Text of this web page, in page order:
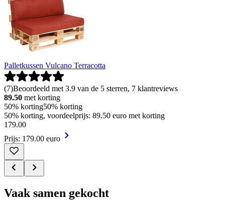
Palletkussen Vulcano Terracotta
(7)Beoordeeld met 3.9 van de 5 sterren, 7 klantreviews
89.50 met korting
50% korting50% korting
50% korting, voordeelprijs: 89.50 euro met korting
179.00
Prijs: 179.00 euro
Vaak samen gekocht